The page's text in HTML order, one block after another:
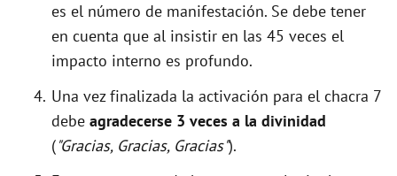
es el número de manifestación. Se debe tener
en cuenta que al insistir en las 45 veces el
impacto interno es profundo.
Una vez finalizada la activación para el chacra 7
debe agradecerse 3 veces a la divinidad
("Gracias, Gracias, Gracias").